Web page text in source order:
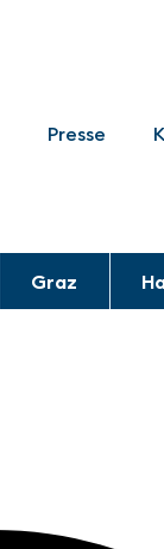
Presse
Graz